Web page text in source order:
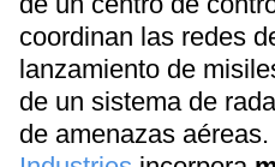
coordinan las redes
lanzamiento de
de un sistema de
de amenazas aéreas.